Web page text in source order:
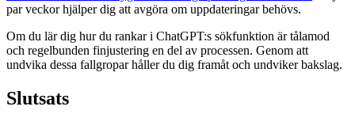
par veckor hjälper dig att avgöra om uppdateringar behövs.
Om du lär dig hur du rankar i ChatGPT:s sökfunktion är tålamod
och regelbunden finjustering en del av processen. Genom att
undvika dessa fallgropar håller du dig framåt och undviker bakslag.
Slutsats